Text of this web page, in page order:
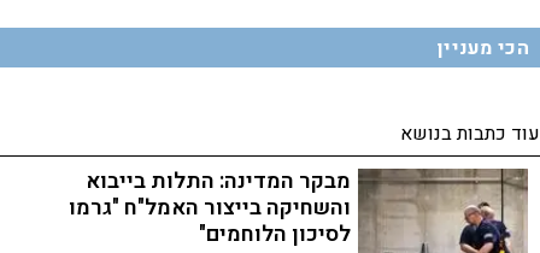
הכי מעניין
עוד כתבות בנושא
מבקר המדינה: התלות בייבוא
והשחיקה בייצור האמל"ח "גרמו
לסיכון הלוחמים"